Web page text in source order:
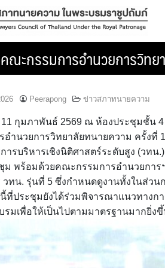
ณะกรรมการอำนวยการวิท
Peerapong ข่าวสภาทนายความ
11 กุมภาพันธ์ 2569 ณ ห้องประชุมชั้น
อำนวยการวิทยาลัยทนายความ ครั้งที่
ารบริหารเชิงนิติศาสตร์ระดับสูง (วทน
ม พร้อมด้วยคณะกรรมการอำนวยกา
ทน. รุ่นที่ 5 ซึ่งกำหนดดูงานทั้งในส่วน
ที่ประชุมยังได้ร่วมพิจารณาแนวทางก
รมเพื่อให้เป็นไปตามมาตรฐานมากยิ่ง